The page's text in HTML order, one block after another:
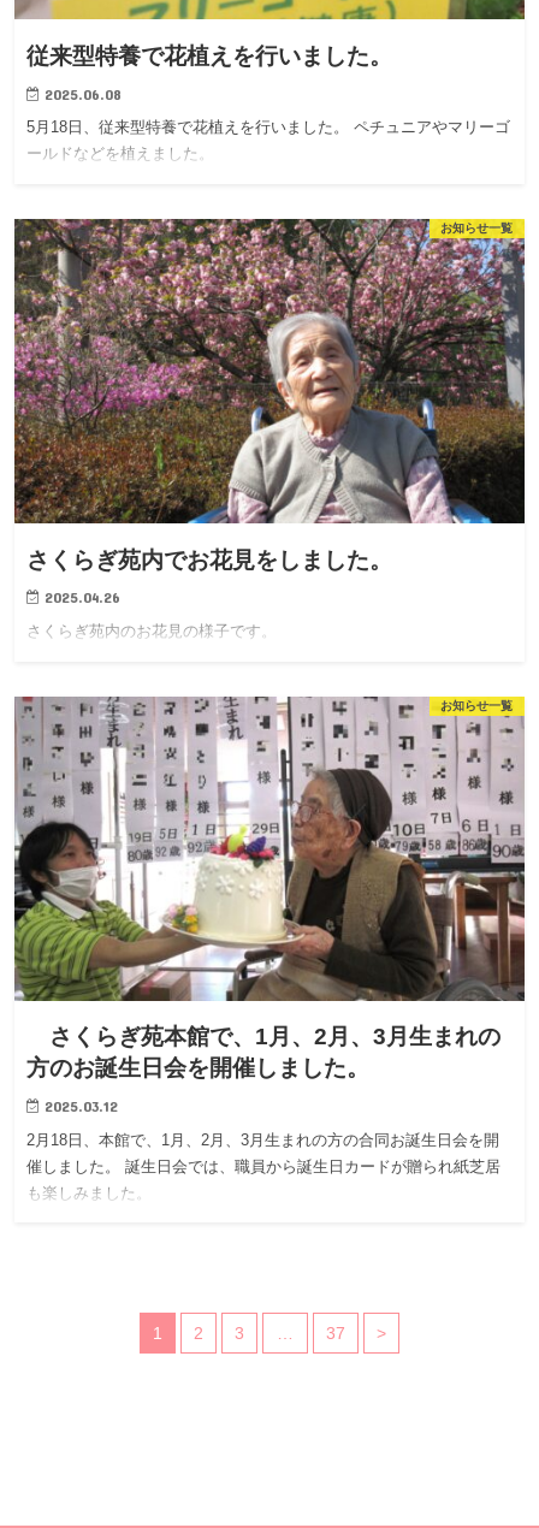
従来型特養で花植えを行いました。
2025.06.08
5月18日、従来型特養で花植えを行いました。 ペチュニアやマリーゴ
ールドなどを植えました。
お知らせ一覧
さくらぎ苑内でお花見をしました。
2025.04.26
さくらぎ苑内のお花見の様子です。
お知らせ一覧
さくらぎ苑本館で、1月、2月、3月生まれの
方のお誕生日会を開催しました。
2025.03.12
2月18日、本館で、1月、2月、3月生まれの方の合同お誕生日会を開
催しました。 誕生日会では、職員から誕生日カードが贈られ紙芝居
も楽しみました。
1 2 3 … 37 >